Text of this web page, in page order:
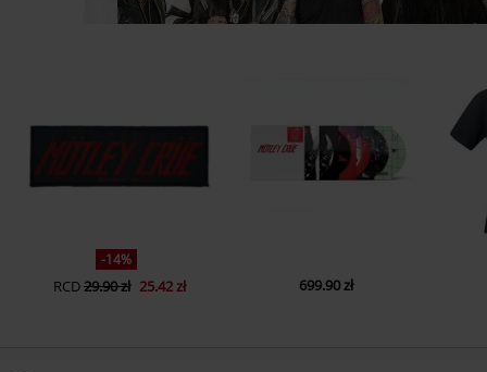
-14%
RCD29.90 zł 25.42 zł 699.90 zł